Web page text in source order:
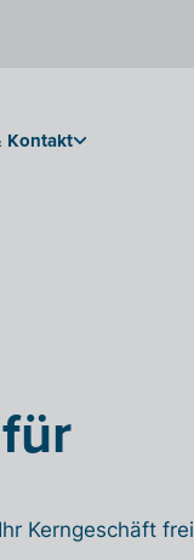
Kontakt
Kerngeschäft frei